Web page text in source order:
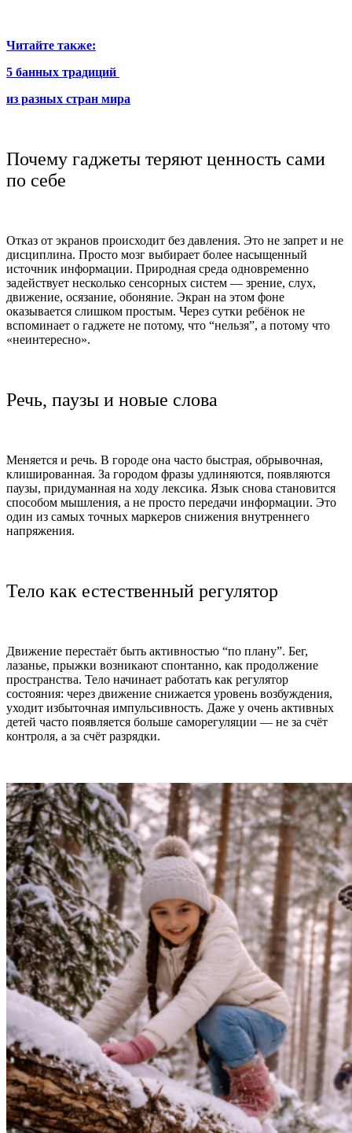
Читайте также:
5 банных традиций
из разных стран мира
Почему гаджеты теряют ценность сами
по себе
Отказ от экранов происходит без давления. Это не запрет и не
дисциплина. Просто мозг выбирает более насыщенный
источник информации. Природная среда одновременно
задействует несколько сенсорных систем — зрение, слух,
движение, осязание, обоняние. Экран на этом фоне
оказывается слишком простым. Через сутки ребёнок не
вспоминает о гаджете не потому, что “нельзя”, а потому что
«неинтересно».
Речь, паузы и новые слова
Меняется и речь. В городе она часто быстрая, обрывочная,
клишированная. За городом фразы удлиняются, появляются
паузы, придуманная на ходу лексика. Язык снова становится
способом мышления, а не просто передачи информации. Это
один из самых точных маркеров снижения внутреннего
напряжения.
Тело как естественный регулятор
Движение перестаёт быть активностью “по плану”. Бег,
лазанье, прыжки возникают спонтанно, как продолжение
пространства. Тело начинает работать как регулятор
состояния: через движение снижается уровень возбуждения,
уходит избыточная импульсивность. Даже у очень активных
детей часто появляется больше саморегуляции — не за счёт
контроля, а за счёт разрядки.